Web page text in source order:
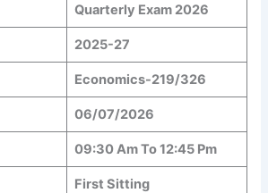
Quarterly Exam 2026
2025-27
Economics-219/326
06/07/2026
09:30 Am To 12:45 Pm
First Sitting